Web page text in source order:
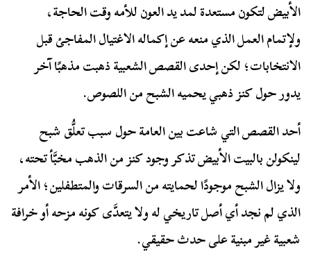
الأبيض لتكون مستعدة لمد يد العون للأمه وقت الحاجة،
ولإتمام العمل الذي منعه عن إكماله الاغتيال المفاجئ قبل
الانتخابات؛ لكن إحدى القصص الشعبية ذهبت مذهبًا آخر
يدور حول كنز ذهبي يحميه الشبح من اللصوص.
أحد القصص التي شاعت بين العامة حول سبب تعلُّق شبح
لينكولن بالبيت الأبيض تذكر وجود كنز من الذهب مخبَّأ تحته،
ولا يزال الشبح موجودًا لحمايته من السرقات والمتطفلين؛ الأمر
الذي لم نجد أي أصل تاريخي له ولا يتعدَّى كونه مزحه أو خرافة
شعبية غير مبنية على حدث حقيقي.